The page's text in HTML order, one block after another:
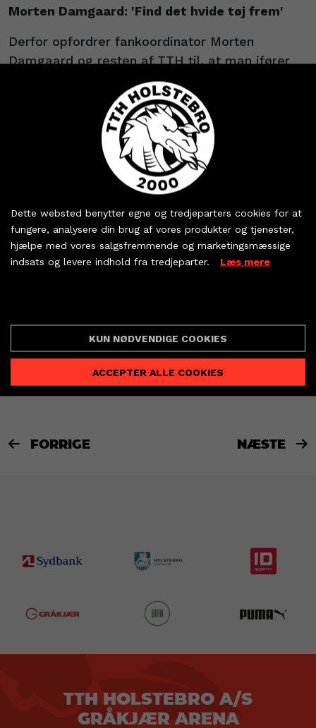
Køb dine billetter og
dine partnerbilletter
KØB BILLET
Morten Damgaard: 'Find det hvide tøj frem'
Derfor opfordrer fankoordinator Morten
Damgaard og resten af TTH til, at man ifører
sig hvidt tøj til kampen næste onsdag:
- Vi vil i fællesskab gøre Gråkjær Arena hvid, så
vi kan skabe en fed atmosfære mod Lemvig-
Thyborøn. Vi ved alle, at en fyldt Gråkjær Arena
kan noget helt specielt, og det er denne
stemning, vi jagter næste onsdag.
Så find den hvide T-shirt, den hvide skjorte
eller det stribede halstørklæde frem og støt
TTH onsdag den 3. maj mod Lemvig-Thyborøn
 FORRIGE NÆSTE 
TTH HOLSTEBRO A/S
GRÅKJÆR ARENA
Dette websted benytter egne og tredjeparters cookies for at
fungere, analysere din brug af vores produkter og tjenester,
hjælpe med vores salgsfremmende og marketingsmæssige
indsats og levere indhold fra tredjeparter. Læs mere
KUN NØDVENDIGE COOKIES
ACCEPTER ALLE COOKIES